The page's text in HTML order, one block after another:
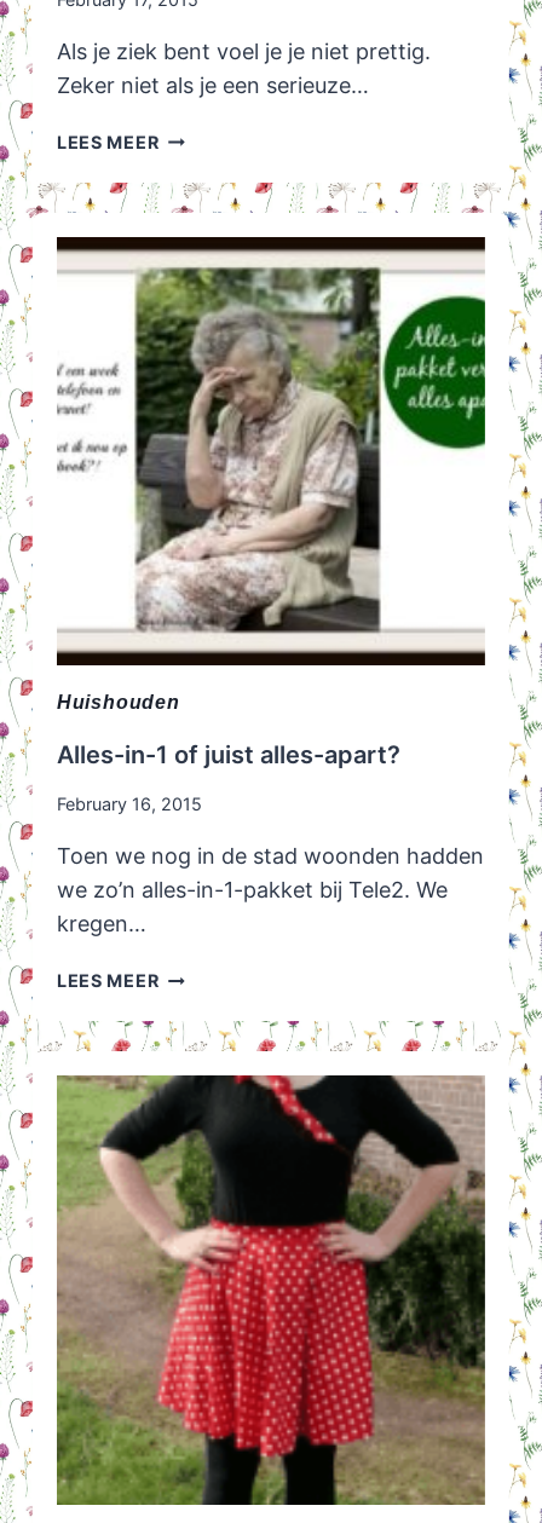
Als je ziek bent voel je je niet prettig.
Zeker niet als je een serieuze…
LEES MEER7
OM
BETER
TE
VOELEN
ALS
JE
ZIEK
BENT
Huishouden
Alles-in-1 of juist alles-apart?
February 16, 2015
Toen we nog in de stad woonden hadden
we zo’n alles-in-1-pakket bij Tele2. We
kregen…
LEES MEERALLES-
JUIST
APART?